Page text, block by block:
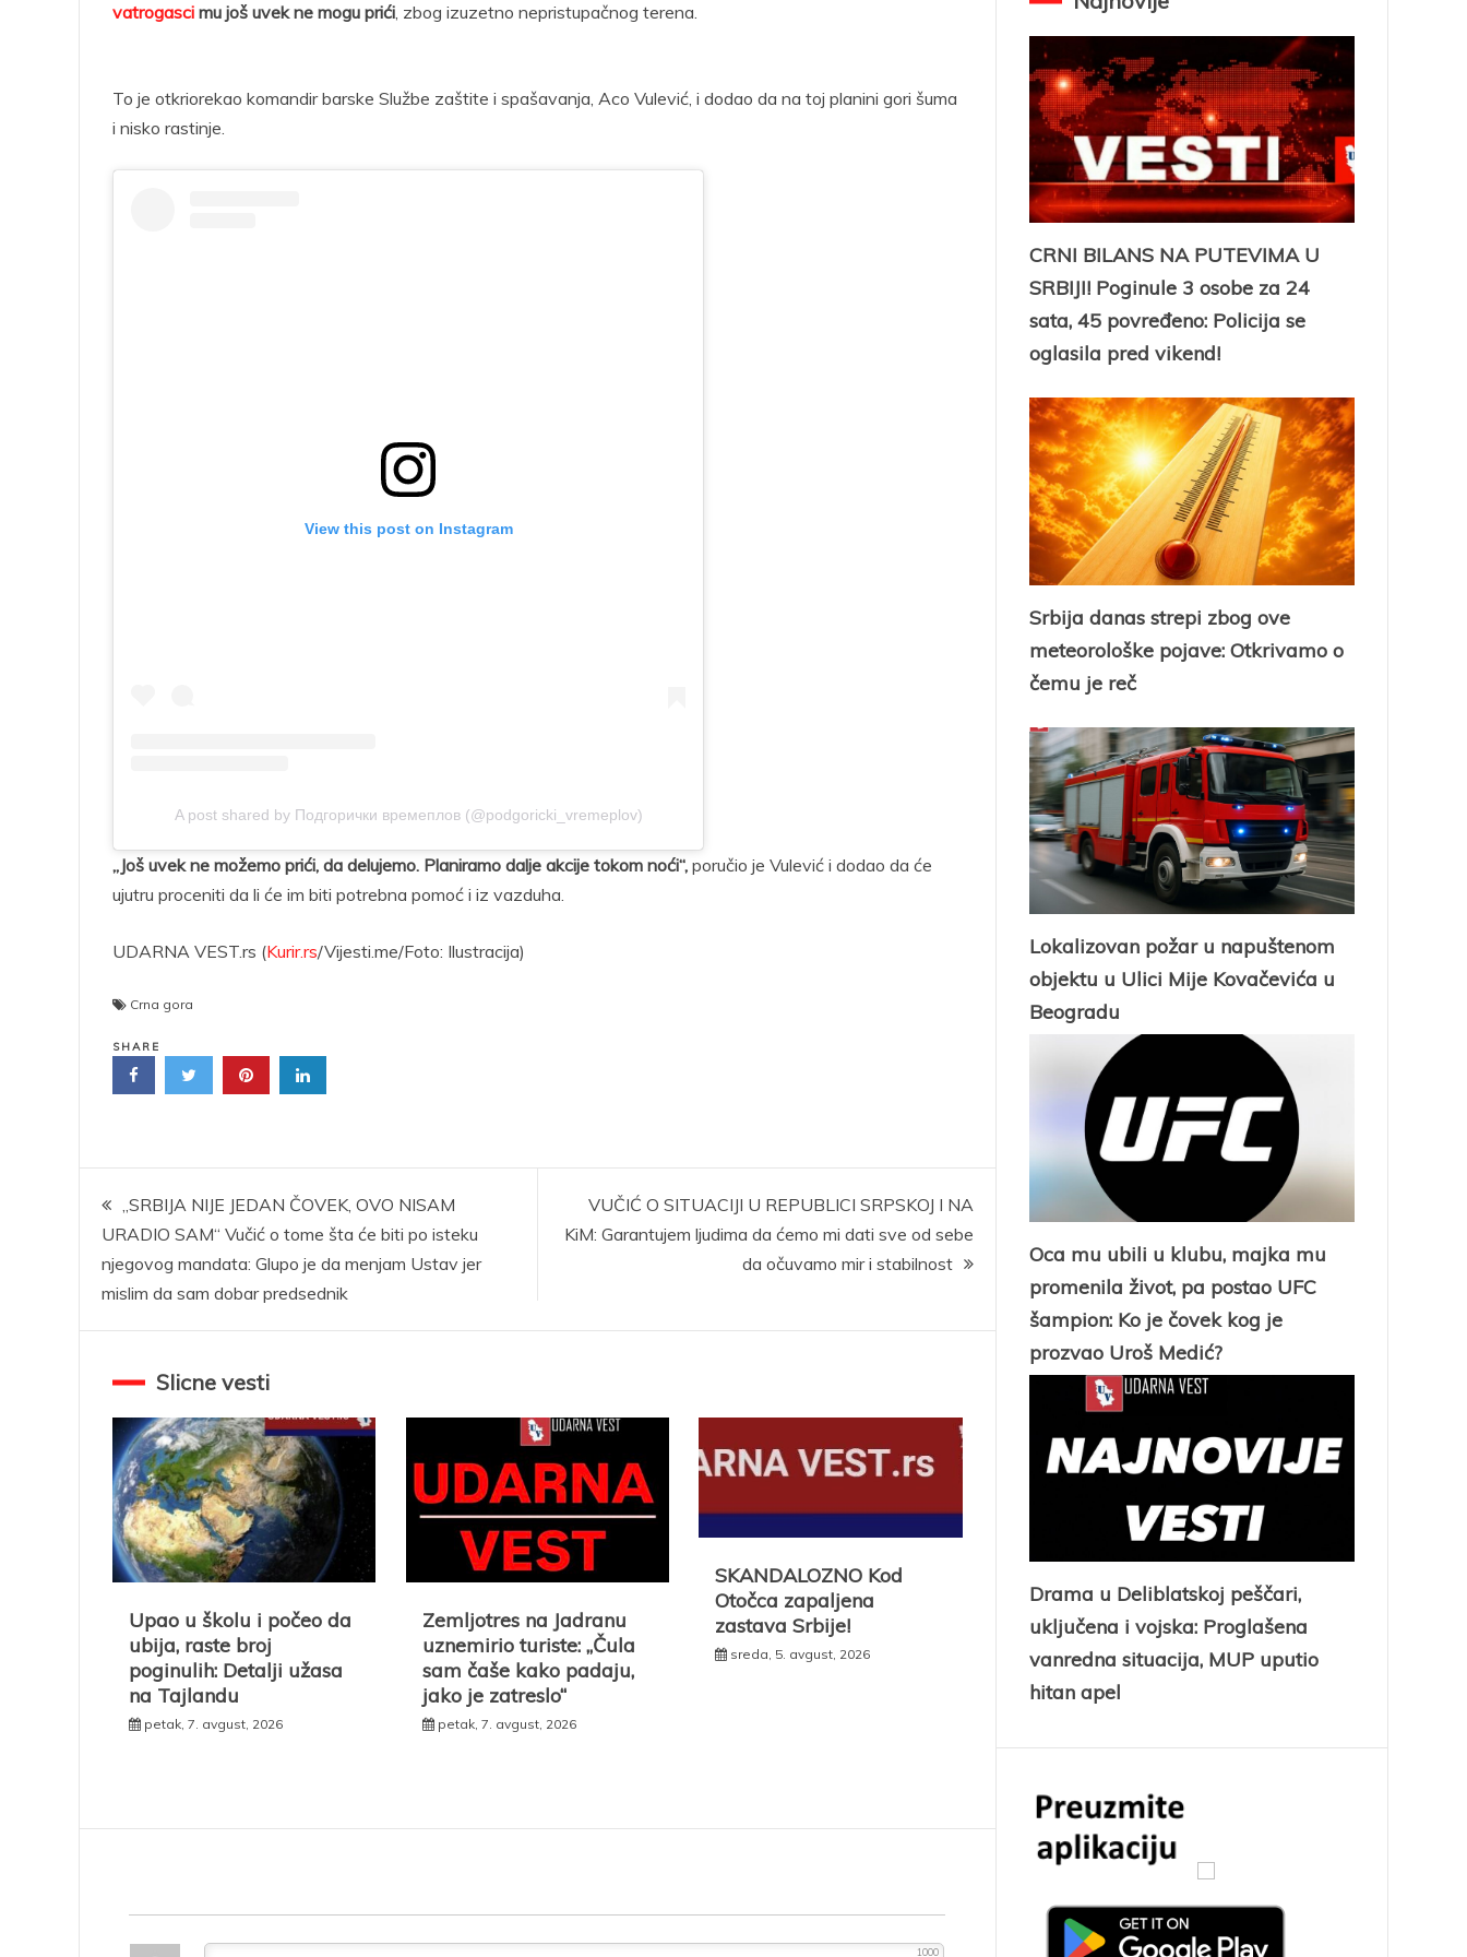
vatrogasci mu još uvek ne mogu prići, zbog izuzetno nepristupačnog terena.
To je otkriorekao komandir barske Službe zaštite i spašavanja, Aco Vulević, i dodao da na toj planini gori šuma
i nisko rastinje.
View this post on Instagram
A post shared by Подгорички времеплов (@podgoricki_vremeplov)
„Još uvek ne možemo prići, da delujemo. Planiramo dalje akcije tokom noći“, poručio je Vulević i dodao da će
ujutru proceniti da li će im biti potrebna pomoć i iz vazduha.
UDARNA VEST.rs (Kurir.rs/Vijesti.me/Foto: Ilustracija)
Crna gora
SHARE
Kretanje
članka
„SRBIJA NIJE JEDAN ČOVEK, OVO NISAM
URADIO SAM“ Vučić o tome šta će biti po isteku
njegovog mandata: Glupo je da menjam Ustav jer
mislim da sam dobar predsednik
VUČIĆ O SITUACIJI U REPUBLICI SRPSKOJ I NA
KiM: Garantujem ljudima da ćemo mi dati sve od sebe
da očuvamo mir i stabilnost
Slicne vesti
Upao u školu i počeo da
ubija, raste broj
poginulih: Detalji užasa
na Tajlandu
petak, 7. avgust, 2026
Zemljotres na Jadranu
uznemirio turiste: „Čula
sam čaše kako padaju,
jako je zatreslo“
petak, 7. avgust, 2026
SKANDALOZNO Kod
Otočca zapaljena
zastava Srbije!
sreda, 5. avgust, 2026
1000
CRNI BILANS NA PUTEVIMA U
SRBIJI! Poginule 3 osobe za 24
sata, 45 povređeno: Policija se
oglasila pred vikend!
Srbija danas strepi zbog ove
meteorološke pojave: Otkrivamo o
čemu je reč
Lokalizovan požar u napuštenom
objektu u Ulici Mije Kovačevića u
Beogradu
Oca mu ubili u klubu, majka mu
promenila život, pa postao UFC
šampion: Ko je čovek kog je
prozvao Uroš Medić?
Drama u Deliblatskoj peščari,
uključena i vojska: Proglašena
vanredna situacija, MUP uputio
hitan apel